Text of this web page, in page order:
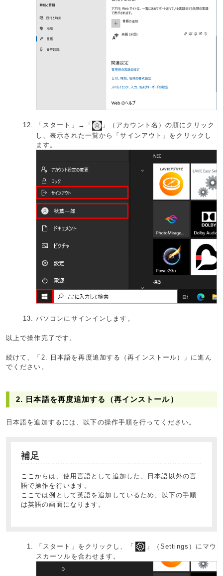
「スタート」→「
」（アカウント名）の順にクリック
し、表示された一覧から「サインアウト」をクリックし
ます。
パソコンにサインインします。
以上で操作完了です。
続けて、「2. 日本語を再度追加する（再インストール）」に進ん
でください。
2. 日本語を再度追加する（再インストール）
日本語を追加するには、以下の操作手順を行ってください。
補足
ここからは、使用言語として追加した、日本語以外の言
語で操作を行います。
ここでは例として英語を追加しているため、以下の手順
は英語の画面になります。
「スタート」をクリックし、「
」（Settings）にマウ
スカーソルを合わせます。